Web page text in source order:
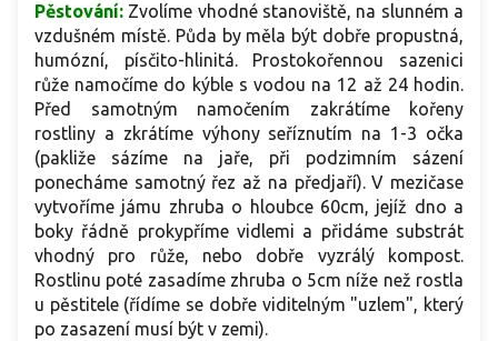
Pěstování: Zvolíme vhodné stanoviště, na slunném a
vzdušném místě. Půda by měla být dobře propustná,
humózní, písčito-hlinitá. Prostokořennou sazenici
růže namočíme do kýble s vodou na 12 až 24 hodin.
Před samotným namočením zakrátíme kořeny
rostliny a zkrátíme výhony seříznutím na 1-3 očka
(pakliže sázíme na jaře, při podzimním sázení
ponecháme samotný řez až na předjaří). V mezičase
vytvoříme jámu zhruba o hloubce 60cm, jejíž dno a
boky řádně prokypříme vidlemi a přidáme substrát
vhodný pro růže, nebo dobře vyzrálý kompost.
Rostlinu poté zasadíme zhruba o 5cm níže než rostla
u pěstitele (řídíme se dobře viditelným "uzlem", který
po zasazení musí být v zemi).